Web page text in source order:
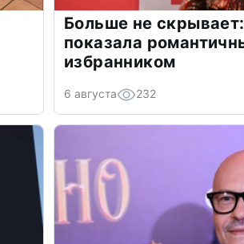
Больше не
показала
избранником
6 августа 232